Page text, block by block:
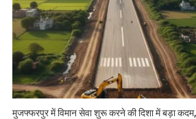
मुजफ्फरपुर में विमान सेवा शुरू करने की दिशा में बड़ा कदम,